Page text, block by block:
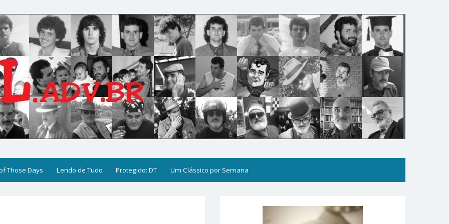
Those Days Lendo de Tudo Protegido: DT Um Clássico por Semana